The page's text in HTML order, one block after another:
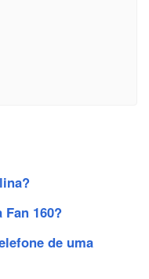
160?
de uma